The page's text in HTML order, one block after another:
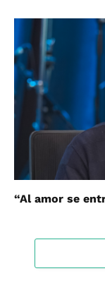
“Al amor se